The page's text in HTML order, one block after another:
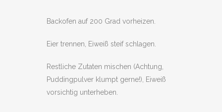
Backofen auf 200 Grad vorheizen.
Eier trennen, Eiweiß steif schlagen.
Restliche Zutaten mischen (Achtung,
Puddingpulver klumpt gerne!), Eiweiß
vorsichtig unterheben.